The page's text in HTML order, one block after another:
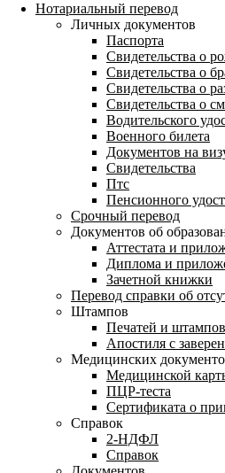
Нотариальный перевод
Личных документов
Паспорта
Свидетельства о
Свидетельства о
Свидетельства о
Свидетельства о
Водительского
Военного билета
Документов на
Свидетельства
Птс
Пенсионного
Срочный перевод
Документов об
Аттестата и
Диплома и
Зачетной книжки
Перевод справки об
Штампов
Печатей и штампов
Апостиля с
Медицинских
Медицинской
ПЦР-теста
Сертификата о
Справок
2-НДФЛ
Справок